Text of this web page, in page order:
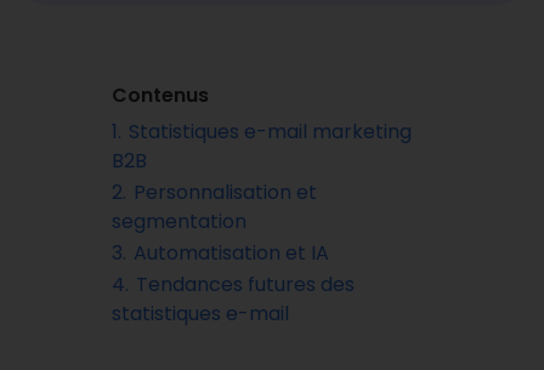
Contenus
1. Statistiques e-mail marketing
B2B
2. Personnalisation et
segmentation
3. Automatisation et IA
4. Tendances futures des
statistiques e-mail